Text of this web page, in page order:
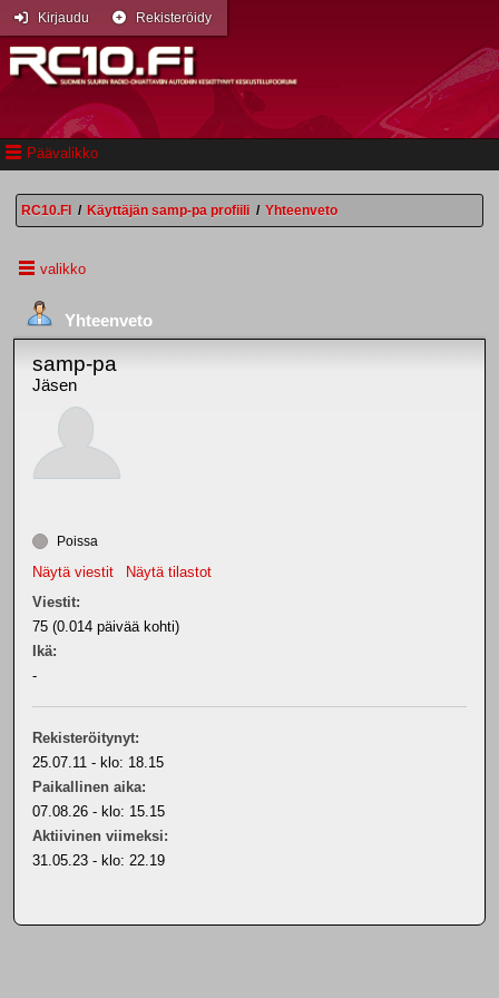
Päävalikko
Kirjaudu Rekisteröidy
RC10.FI / Käyttäjän samp-pa profiili / Yhteenveto
valikko
Yhteenveto
samp-pa
Jäsen
Poissa
Näytä viestit
Näytä tilastot
Viestit:
75 (0.014 päivää kohti)
Ikä:
-
Rekisteröitynyt:
25.07.11 - klo: 18.15
Paikallinen aika:
07.08.26 - klo: 15.15
Aktiivinen viimeksi:
31.05.23 - klo: 22.19